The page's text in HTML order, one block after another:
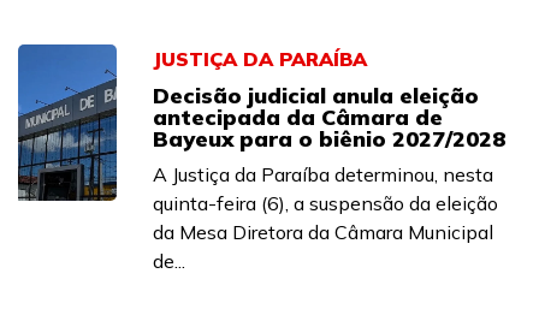
JUSTIÇA DA PARAÍBA
Decisão judicial anula eleição
antecipada da Câmara de
Bayeux para o biênio 2027/2028
A Justiça da Paraíba determinou, nesta
quinta-feira (6), a suspensão da eleição
da Mesa Diretora da Câmara Municipal
de...